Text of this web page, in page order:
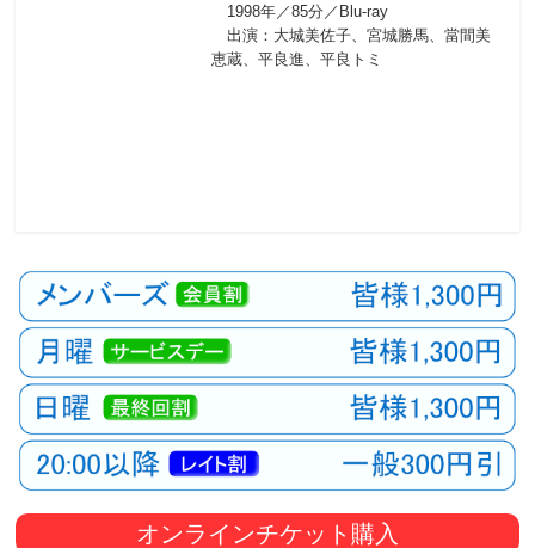
1998年／85分／Blu-ray
出演：大城美佐子、宮城勝馬、當間美
恵蔵、平良進、平良トミ
オンラインチケット購入